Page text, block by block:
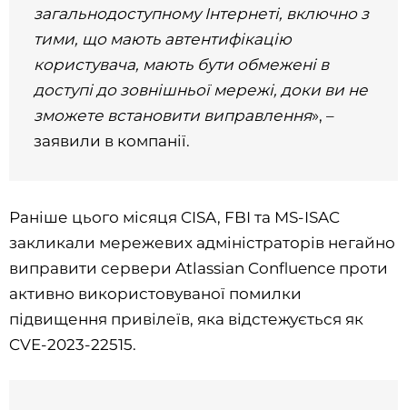
загальнодоступному Інтернеті, включно з
тими, що мають автентифікацію
користувача, мають бути обмежені в
доступі до зовнішньої мережі, доки ви не
зможете встановити виправлення», –
заявили в компанії.
Раніше цього місяця CISA, FBI та MS-ISAC
закликали мережевих адміністраторів негайно
виправити сервери Atlassian Confluence проти
активно використовуваної помилки
підвищення привілеїв, яка відстежується як
CVE-2023-22515.